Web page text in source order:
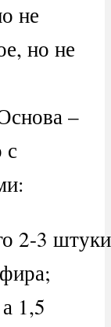
не
но не
–
с
2-3
1,5